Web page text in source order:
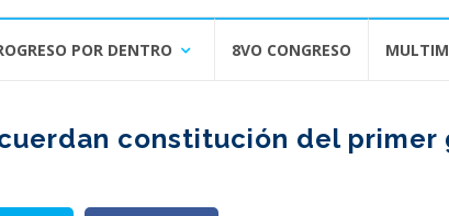
POR DENTRO 8VO CONGRESO
constitución del